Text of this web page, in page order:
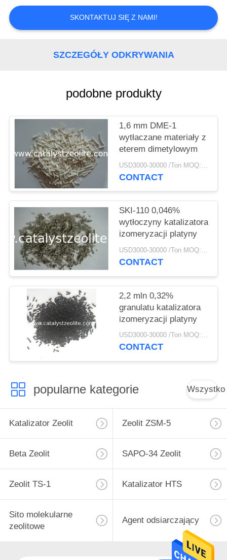
AKTUALNOŚCI
POLICY
SKONTAKTUJ SIĘ Z NAMI!
SZCZEGÓŁY ODKRYWANIA
podobne produkty
1,6 mm DME-1
wytłaczane materiały z
eterem dimetylowym
USD3000-30000 /Ton MOQ:1 KG
CONTACT
SKI-110 0,046%
wytłoczyny katalizatora
izomeryzacji platyny
USD3000-30000 /Ton MOQ:1 KG
CONTACT
2,2 mln 0,32%
granulatu katalizatora
izomeryzacji platyny
USD3000-30000 /Ton MOQ:1 KG
CONTACT
popularne kategorie Wszystko
Katalizator Zeolit Zeolit ​​ZSM-5
Beta Zeolit SAPO-34 Zeolit
Zeolit ​​TS-1 Katalizator HTS
Sito molekularne
zeolitowe
Agent odsiarczający